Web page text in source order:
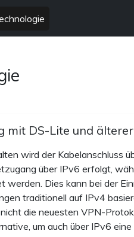
mit DS-Lite und
wird der Kabelanschluss
über IPv6 erfolgt,
werden. Dies kann bei der
traditionell auf IPv4
die neuesten VPN-
um auch über IPv6